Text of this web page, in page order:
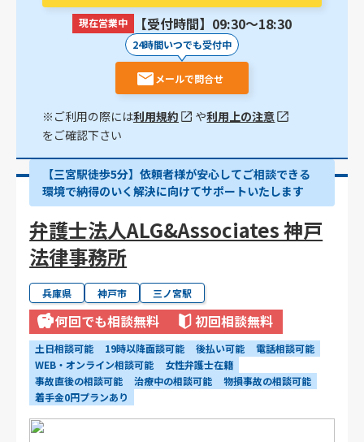
現在営業中 【受付時間】09:30〜18:30
24時間いつでも受付中
メールで問合せ
※ご利用の際には利用規約 や利用上の注意
をご確認下さい
【三宮駅徒歩5分】依頼者様が安心してご相談できる
環境で納得のいく解決に向けてサポートいたします
弁護士法人ALG&Associates 神戸
法律事務所
兵庫県 神戸市 三ノ宮駅
何回でも相談無料 初回相談無料
土日相談可能 19時以降面談可能 後払い可能
電話相談可能
WEB・オンライン相談可能
女性弁護士在籍
事故直後の相談可能
治療中の相談可能
物損事故の相談可能
着手金0円プランあり